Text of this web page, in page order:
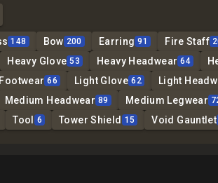
148 Bow 200 Earring 91 Fire Staff
Heavy Glove 53 Heavy Headwear 64
66 Light Glove 62 Light
Medium Headwear 89 Medium Legwear
Tool 6 Tower Shield 15 Void Gauntlet